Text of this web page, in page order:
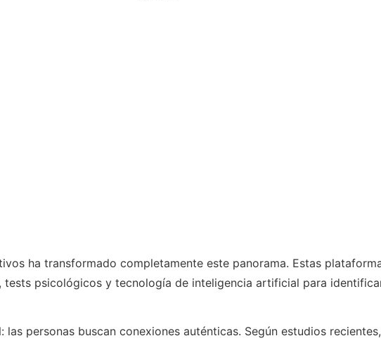
ha transformado completamente este panorama. Estas
tests psicológicos y tecnología de inteligencia artificial para
personas buscan conexiones auténticas. Según estudios